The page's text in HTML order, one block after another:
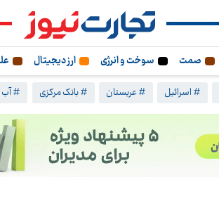
صمت سوخت و انرژی ارز دیجیتال
# اسرائیل # عربستان # بانک مرکزی #